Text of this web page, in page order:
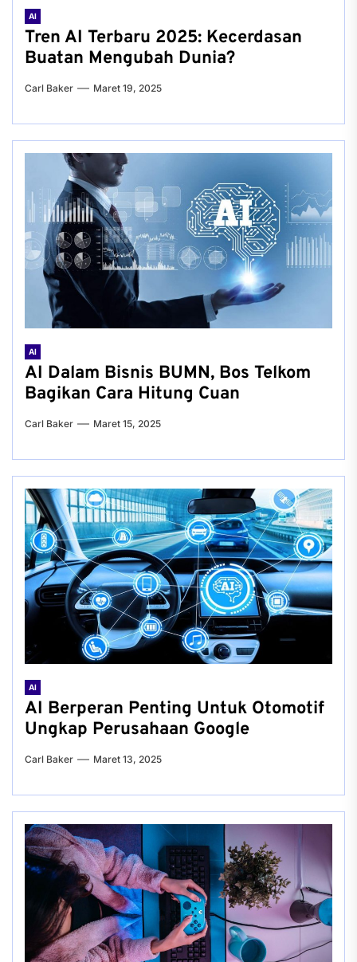
AI
Tren AI Terbaru 2025: Kecerdasan
Buatan Mengubah Dunia?
Carl Baker Maret 19, 2025
AI
AI Dalam Bisnis BUMN, Bos Telkom
Bagikan Cara Hitung Cuan
Carl Baker Maret 15, 2025
AI
AI Berperan Penting Untuk Otomotif
Ungkap Perusahaan Google
Carl Baker Maret 13, 2025